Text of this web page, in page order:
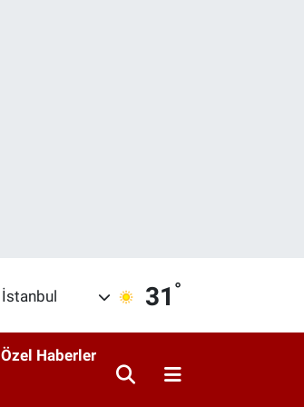
İstanbul 31 °
Özel Haberler